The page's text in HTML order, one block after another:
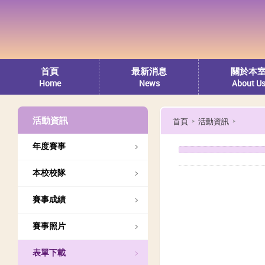
首頁
Home
最新消息
News
關於本
About
活動資訊
年度賽事
本校校隊
賽事成績
賽事照片
表單下載
首頁 活動資訊